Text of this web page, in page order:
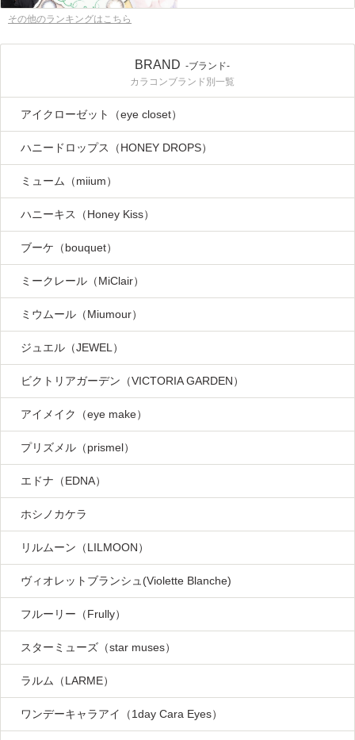
その他のランキングはこちら
BRAND -ブランド-
カラコンブランド別一覧
アイクローゼット（eye closet）
ハニードロップス（HONEY DROPS）
ミューム（miium）
ハニーキス（Honey Kiss）
ブーケ（bouquet）
ミークレール（MiClair）
ミウムール（Miumour）
ジュエル（JEWEL）
ビクトリアガーデン（VICTORIA GARDEN）
アイメイク（eye make）
プリズメル（prismel）
エドナ（EDNA）
ホシノカケラ
リルムーン（LILMOON）
ヴィオレットブランシュ(Violette Blanche)
フルーリー（Frully）
スターミューズ（star muses）
ラルム（LARME）
ワンデーキャラアイ（1day Cara Eyes）